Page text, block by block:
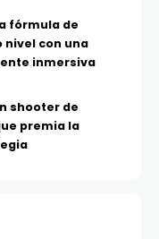
fórmula de
nivel con una
inmersiva
shooter de
premia la